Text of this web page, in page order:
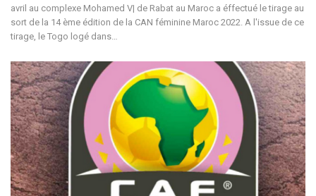
avril au complexe Mohamed V| de Rabat au Maroc a éffectué le tirage au
sort de la 14 ème édition de la CAN féminine Maroc 2022. A l'issue de ce
tirage, le Togo logé dans…